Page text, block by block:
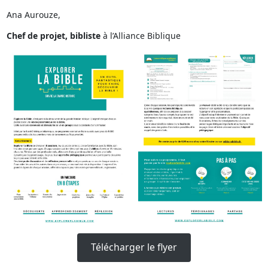
Ana Aurouze,
Chef de projet, biblisteà l’Alliance Biblique
Télécharger le flyer